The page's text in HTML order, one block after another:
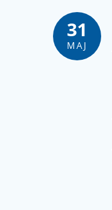
31
MAJ